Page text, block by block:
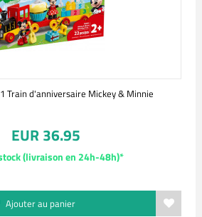
Train d'anniversaire Mickey & Minnie
EUR 36.95
(livraison en 24h-48h)*
Ajouter au panier